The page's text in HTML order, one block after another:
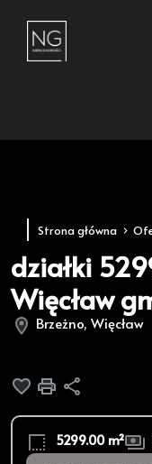
Strona główna
działki
Więcław
Brzeżno, Więcław
Dodaj do
Drukuj
5299.00 m²